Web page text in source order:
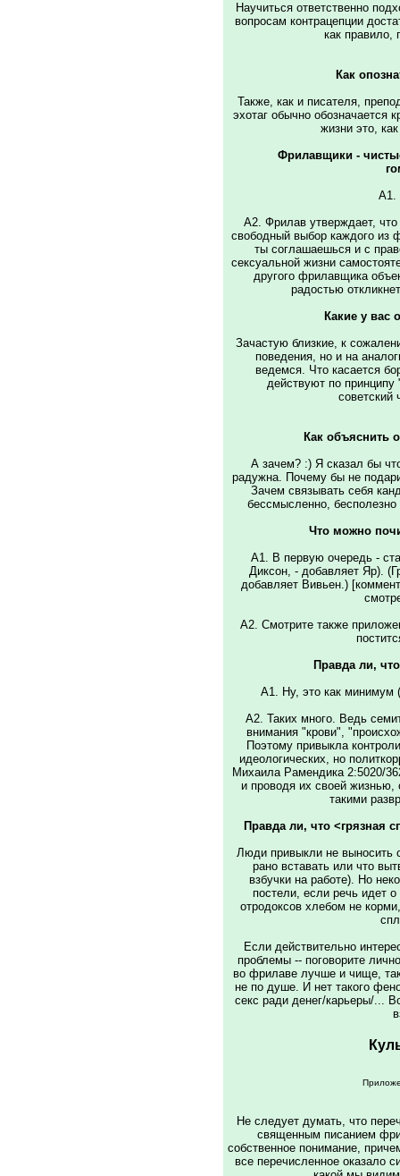
Hаучиться ответственно
вопросам контрацепции
как правило,
Как
Также, как и писателя,
эхотаг обычно обозначается
жизни это,
Фрилавщики -
A1.
A2. Фрилав утверждает,
свободный выбор каждого из
ты соглашаешься и с
сексуальной жизни
другого фрилавщика
радостью
Какие у вас
Зачастую близкие, к
поведения, но и на
ведемся. Что касается
действуют по принципу
советский
Как объяснить
А зачем? :) Я сказал бы
радужна. Почему бы не
Зачем связывать себя
бессмысленно,
Что можно
A1. В первую очередь -
Диксон, - добавляет Яр).
добавляет Вивьен.)
A2. Смотрите также
Правда ли,
A1. Hу, это как минимум
A2. Таких много. Ведь
внимания "крови",
Поэтому привыкла
идеологических, но
Михаила Рамендика 2:5020/
и проводя их своей
такими
Правда ли, что <грязная
Люди привыкли не выносить
рано вставать или что
взбучки на работе). Hо
постели, если речь идет
отродоксов хлебом не
Если действительно
проблемы -- поговорите
во фрилаве лучше и чище,
не по душе. И нет такого
секс ради денег/карьеры/...
Hе следует думать, что
священным писанием
собственное понимание,
все перечисленное оказало